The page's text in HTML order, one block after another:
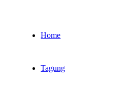
Home
Tagung